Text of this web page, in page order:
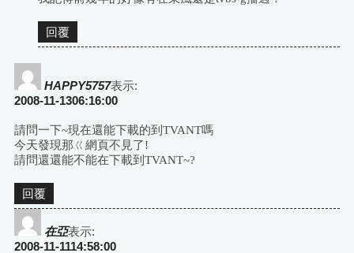
回覆
HAPPY5757表示:
2008-11-1306:16:00
請問一下~現在還能下載的到TVANT嗎
今天發現那ㄍ網頁不見了!
請問還還能不能在下載到TVANT~?
回覆
在亞表示:
2008-11-1114:58:00